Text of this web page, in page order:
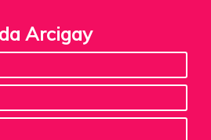
Arcigay